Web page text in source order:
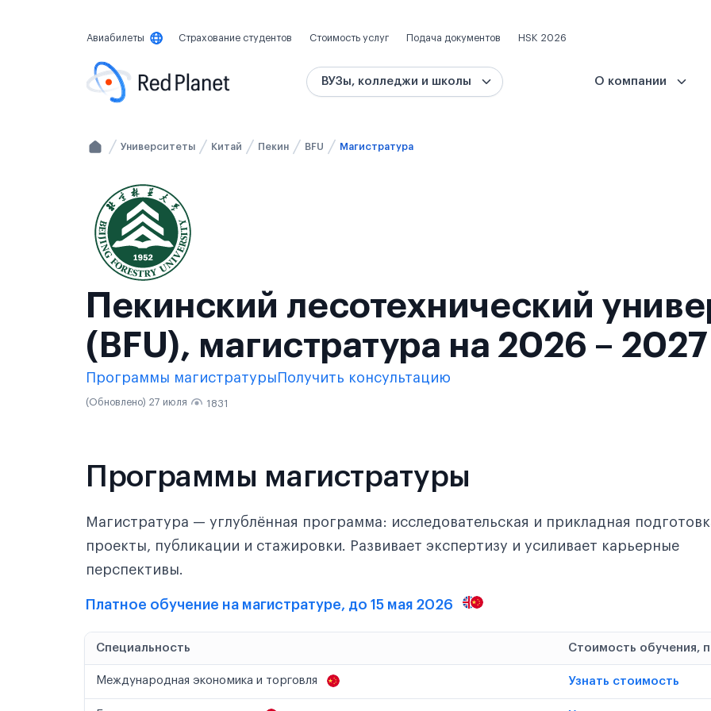
Авиабилеты Страхование студентов Стоимость услуг Подача документов HSK 2026
ВУЗы, колледжи и школы О компании
Университеты Китай Пекин BFU Магистратура
Пекинский лесотехнический
(BFU), магистратура на 2026 – 2027
Программы магистратуры Получить консультацию
(Обновлено) 27 июля 1831
Программы магистратуры
Магистратура — углублённая программа: исследовательская и прикладная
проекты, публикации и стажировки. Развивает экспертизу и усиливает карьерные
перспективы.
Платное обучение на магистратуре, до 15 мая 2026
Специальность Стоимость обучения,
Международная экономика и торговля Узнать стоимость